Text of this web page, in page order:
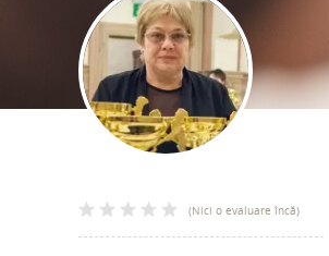
(Nici o evaluare încă)